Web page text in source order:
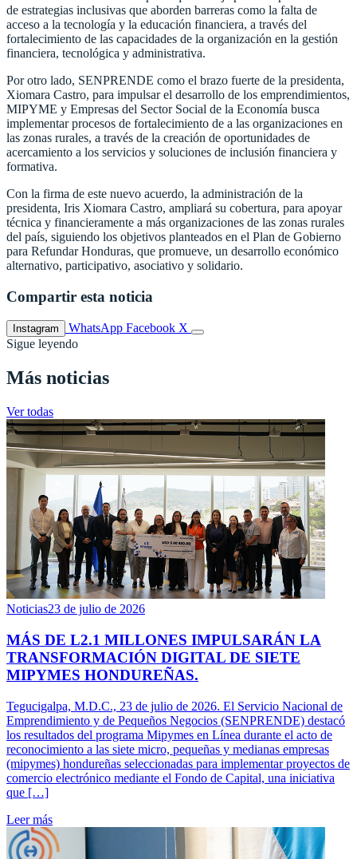
de estrategias inclusivas que aborden barreras como la falta de
acceso a la tecnología y la educación financiera, a través del
fortalecimiento de las capacidades de la organización en la gestión
financiera, tecnológica y administrativa.
Por otro lado, SENPRENDE como el brazo fuerte de la presidenta,
Xiomara Castro, para impulsar el desarrollo de los emprendimientos,
MIPYME y Empresas del Sector Social de la Economía busca
implementar procesos de fortalecimiento de a las organizaciones en
las zonas rurales, a través de la creación de oportunidades de
acercamiento a los servicios y soluciones de inclusión financiera y
formativa.
Con la firma de este nuevo acuerdo, la administración de la
presidenta, Iris Xiomara Castro, ampliará su cobertura, para apoyar
técnica y financieramente a más organizaciones de las zonas rurales
del país, siguiendo los objetivos planteados en el Plan de Gobierno
para Refundar Honduras, que promueve, un desarrollo económico
alternativo, participativo, asociativo y solidario.
Compartir esta noticia
Instagram WhatsApp Facebook X
Sigue leyendo
Más noticias
Ver todas
Noticias23 de julio de 2026
MÁS DE L2.1 MILLONES IMPULSARÁN LA
TRANSFORMACIÓN DIGITAL DE SIETE
MIPYMES HONDUREÑAS.
Tegucigalpa, M.D.C., 23 de julio de 2026. El Servicio Nacional de
Emprendimiento y de Pequeños Negocios (SENPRENDE) destacó
los resultados del programa Mipymes en Línea durante el acto de
reconocimiento a las siete micro, pequeñas y medianas empresas
(mipymes) hondureñas seleccionadas para implementar proyectos de
comercio electrónico mediante el Fondo de Capital, una iniciativa
que […]
Leer más